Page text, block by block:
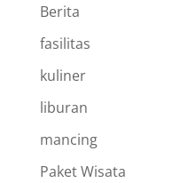
Berita
fasilitas
kuliner
liburan
mancing
Paket Wisata